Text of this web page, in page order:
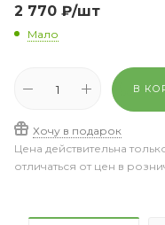
2 770 ₽/шт
Мало
В
Хочу в подарок
Цена действительна
отличаться от цен в